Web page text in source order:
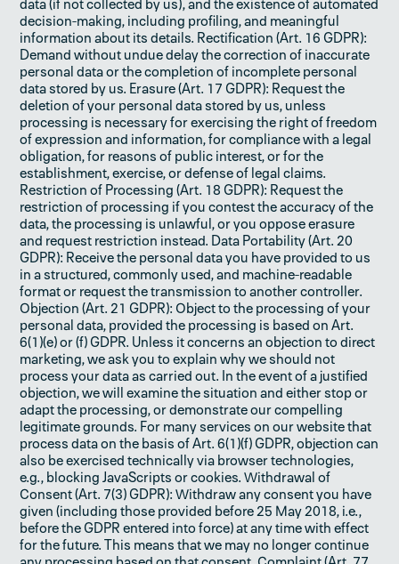
data (if not collected by us), and the existence of automated
decision-making, including profiling, and meaningful
information about its details. Rectification (Art. 16 GDPR):
Demand without undue delay the correction of inaccurate
personal data or the completion of incomplete personal
data stored by us. Erasure (Art. 17 GDPR): Request the
deletion of your personal data stored by us, unless
processing is necessary for exercising the right of freedom
of expression and information, for compliance with a legal
obligation, for reasons of public interest, or for the
establishment, exercise, or defense of legal claims.
Restriction of Processing (Art. 18 GDPR): Request the
restriction of processing if you contest the accuracy of the
data, the processing is unlawful, or you oppose erasure
and request restriction instead. Data Portability (Art. 20
GDPR): Receive the personal data you have provided to us
in a structured, commonly used, and machine-readable
format or request the transmission to another controller.
Objection (Art. 21 GDPR): Object to the processing of your
personal data, provided the processing is based on Art.
6(1)(e) or (f) GDPR. Unless it concerns an objection to direct
marketing, we ask you to explain why we should not
process your data as carried out. In the event of a justified
objection, we will examine the situation and either stop or
adapt the processing, or demonstrate our compelling
legitimate grounds. For many services on our website that
process data on the basis of Art. 6(1)(f) GDPR, objection can
also be exercised technically via browser technologies,
e.g., blocking JavaScripts or cookies. Withdrawal of
Consent (Art. 7(3) GDPR): Withdraw any consent you have
given (including those provided before 25 May 2018, i.e.,
before the GDPR entered into force) at any time with effect
for the future. This means that we may no longer continue